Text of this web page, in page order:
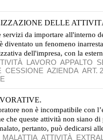
DELLE
da importare all'interno
diventato un fenomeno
dell'impresa, con la
LAVORO APPALTO
CESSIONE AZIENDA ART.
non è incompatibile con
che queste attività non siano
pertanto, può dedicarsi
MALATTIA ATTIVITÀ